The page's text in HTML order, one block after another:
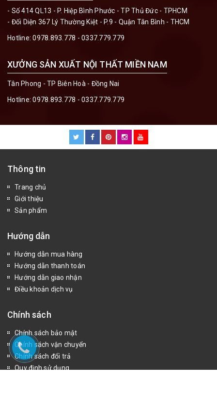
- Số 414 QL13 - P. Hiệp Bình Phước - TP Thủ Đức - TPHCM
- Đối Diện 367 Lý Thường Kiệt - P.9 - Quận Tân Bình - THCM
Hotline:0978.893.778 - 0337.779.779
XƯỞNG SẢN XUẤT NỘI THẤT MIỀN NAM
Tân Phong - TP Biên Hoà - Đồng Nai
Hotline:0978.893.778 - 0337.779.779
Thông tin
Trang chủ
Giới thiệu
Sản phẩm
Hướng dẫn
Hướng dẫn mua hàng
Hướng dẫn thanh toán
Hướng dẫn giao nhận
Điều khoản dịch vụ
Chính sách
Chính sách bảo mật
Chính sách vận chuyển
Chính sách đổi trả
Quy định sử dụng